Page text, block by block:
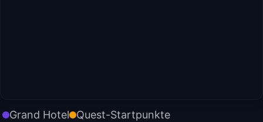
Grand Hotel Quest-Startpunkte